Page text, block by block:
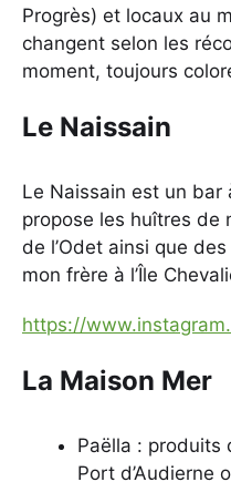
Progrès) et locaux au
changent selon les
moment, toujours
Le Naissain
Le Naissain est un bar
propose les huîtres de
de l’Odet ainsi que
mon frère à l’Île
https://
La Maison Mer
Paëlla : produits
Port d’Audierne